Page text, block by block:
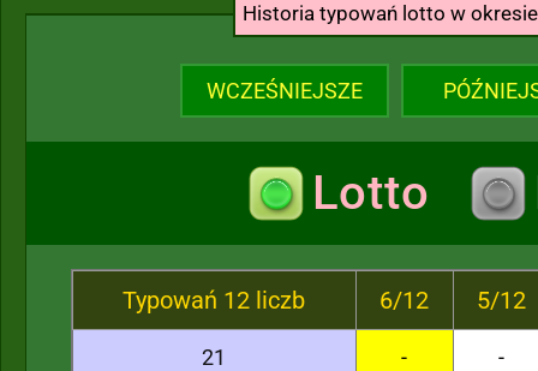
Historia typowań lotto w
WCZEŚNIEJSZE
Lotto
Typowań 12 liczb 6/12 5/12
21 - -